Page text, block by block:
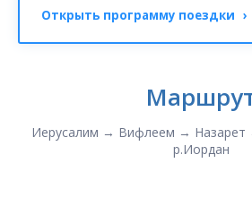
Открыть программу поездки ›
Иерусалим → Вифлеем →
р.Иордан